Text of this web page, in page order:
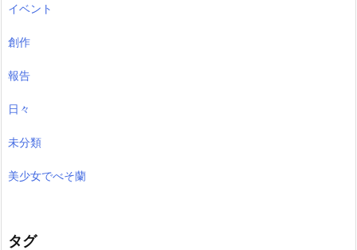
イベント
創作
報告
日々
未分類
美少女でべそ蘭
タグ